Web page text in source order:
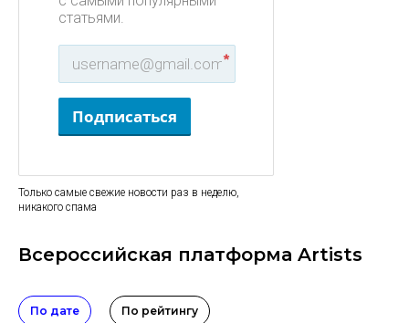
статьями.
*
Подписаться
Только самые свежие новости раз в неделю,
никакого спама
Всероссийская платформа Artists
По дате По рейтингу